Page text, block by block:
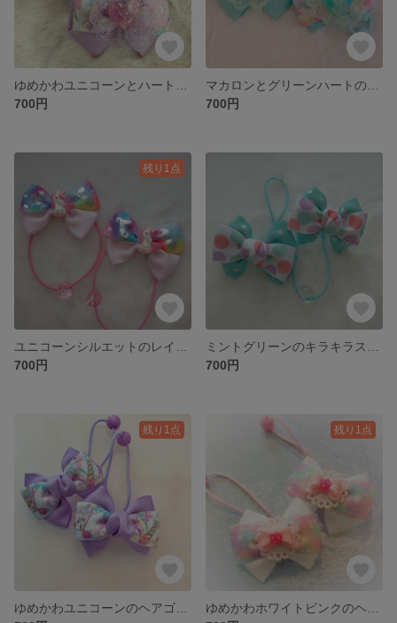
700円
700円
残り1点
700円
700円
残り1点 残り1点